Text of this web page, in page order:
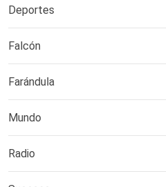
Deportes
Falcón
Farándula
Mundo
Radio